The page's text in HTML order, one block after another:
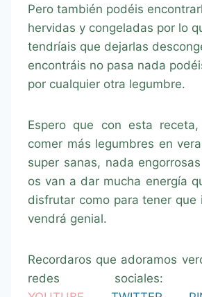
Pero también podéis
hervidas y congeladas por lo
tendríais que dejarlas
encontráis no pasa nada
por cualquier otra legumbre.
Espero que con esta
comer más legumbres en
super sanas, nada
os van a dar mucha energía
disfrutar como para tener que
vendrá genial.
Recordaros que adoramos
redes